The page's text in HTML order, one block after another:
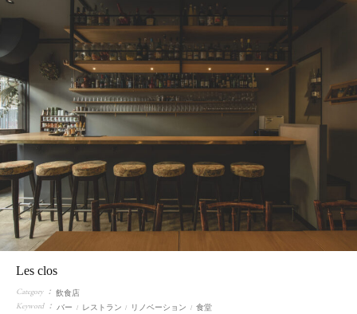
Les clos
Category 飲食店
Keyword バー レストラン リノベーション 食堂